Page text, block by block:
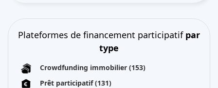
Plateformes de financement participatif par
type
Crowdfunding immobilier (153)
Prêt participatif(131)